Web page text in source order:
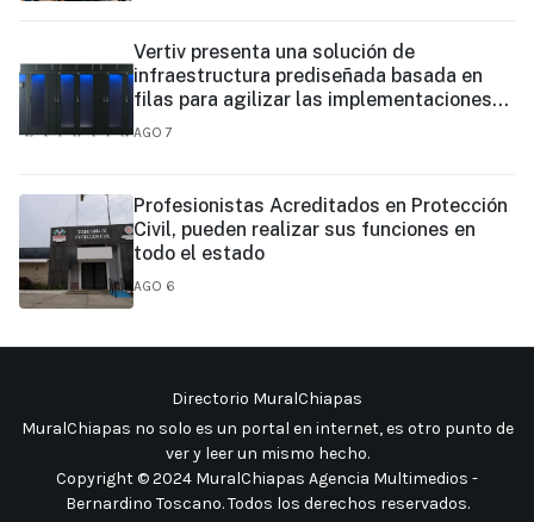
Vertiv presenta una solución de
infraestructura prediseñada basada en
filas para agilizar las implementaciones
de centros de datos en el borde y de IA en
AGO 7
Profesionistas Acreditados en Protección
Civil, pueden realizar sus funciones en
todo el estado
AGO 6
Directorio MuralChiapas
MuralChiapas no solo es un portal en internet, es otro punto de
ver y leer un mismo hecho.
Copyright © 2024 MuralChiapas Agencia Multimedios -
Bernardino Toscano. Todos los derechos reservados.